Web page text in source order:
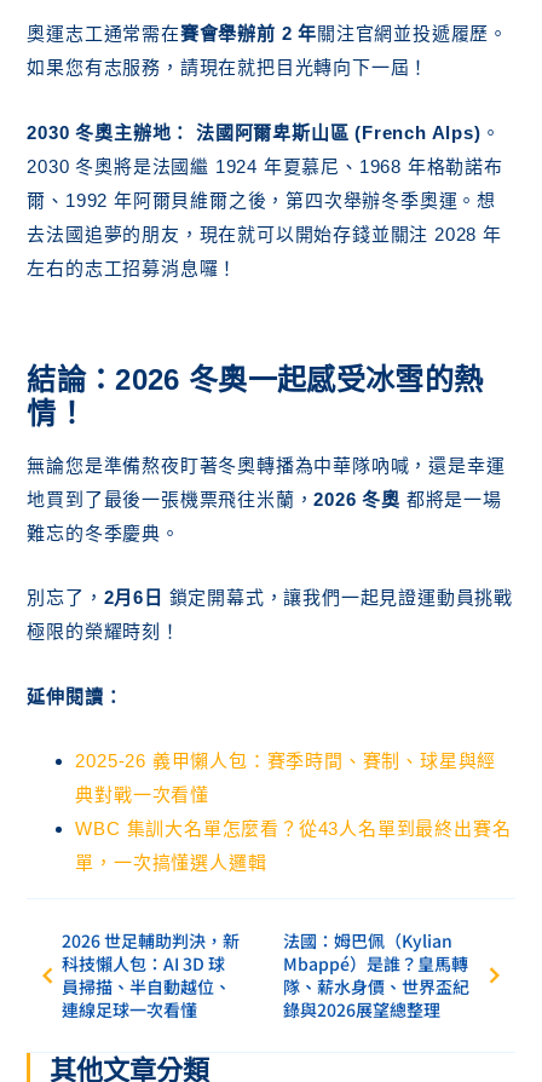
奧運志工通常需在賽會舉辦前 2 年關注官網並投遞履歷。
如果您有志服務，請現在就把目光轉向下一屆！
2030 冬奧主辦地： 法國阿爾卑斯山區 (French Alps) 。
2030 冬奧將是法國繼 1924 年夏慕尼、1968 年格勒諾布
爾、1992 年阿爾貝維爾之後，第四次舉辦冬季奧運。想
去法國追夢的朋友，現在就可以開始存錢並關注 2028 年
左右的志工招募消息囉！
結論：2026 冬奧一起感受冰雪的熱
情！
無論您是準備熬夜盯著冬奧轉播為中華隊吶喊，還是幸運
地買到了最後一張機票飛往米蘭，2026 冬奧 都將是一場
難忘的冬季慶典。
別忘了， 2月6日 鎖定開幕式，讓我們一起見證運動員挑戰
極限的榮耀時刻！
延伸閱讀：
2025-26 義甲懶人包：賽季時間、賽制、球星與經
典對戰一次看懂
WBC 集訓大名單怎麼看？從43人名單到最終出賽名
單，一次搞懂選人邏輯
2026 世足輔助判決，新
科技懶人包：AI 3D 球
員掃描、半自動越位、
連線足球一次看懂
法國：姆巴佩（Kylian
Mbappé）是誰？皇馬轉
隊、薪水身價、世界盃紀
錄與2026展望總整理
其他文章分類